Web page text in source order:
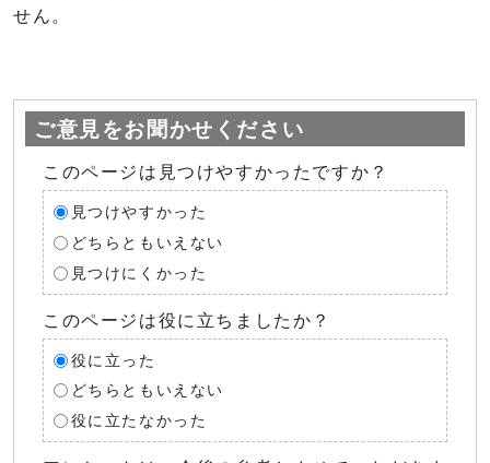
せん。
ご意見をお聞かせください
このページは見つけやすかったですか？
見つけやすかった
どちらともいえない
見つけにくかった
このページは役に立ちましたか？
役に立った
どちらともいえない
役に立たなかった